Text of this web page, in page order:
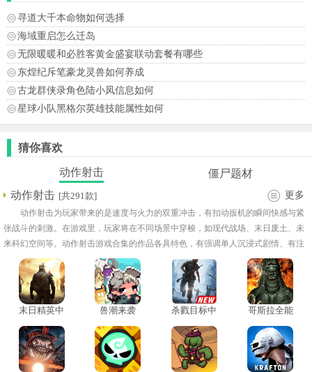
寻道大千本命物如何选择
海域重启怎么迁岛
无限暖暖和必胜客黄金盛宴联动套餐有哪些
东煌纪斥笔豪龙灵兽如何养成
古龙群侠录角色陆小凤信息如何
星球小队黑格尔英雄技能属性如何
猜你喜欢
动作射击
僵尸题材
动作射击 [共291款] 更多
动作射击为玩家带来的是速度与火力的双重冲击，有扣动扳机的瞬间快感与紧
张战斗的刺激。在游戏里，玩家将在不同场景中穿梭，如现代战场、末日废土、未
来科幻空间等。动作射击游戏合集的作品各具特色，有强调单人沉浸式剧情、有注
重多人协作竞技，唯一共同点就是带来紧张爽快的射击体验。将火力与激情浓缩于
指尖，让玩家在一场又一场战斗中不断突破自我，感受枪林弹雨中的畅快与热血。
末日精英中
兽潮来袭
杀戮目标中
哥斯拉全能
解锁版